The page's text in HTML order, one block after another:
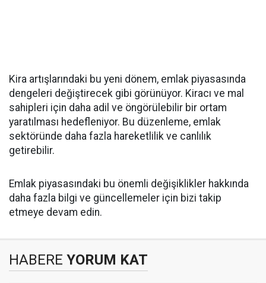
Kira artışlarındaki bu yeni dönem, emlak piyasasında
dengeleri değiştirecek gibi görünüyor. Kiracı ve mal
sahipleri için daha adil ve öngörülebilir bir ortam
yaratılması hedefleniyor. Bu düzenleme, emlak
sektöründe daha fazla hareketlilik ve canlılık
getirebilir.
Emlak piyasasındaki bu önemli değişiklikler hakkında
daha fazla bilgi ve güncellemeler için bizi takip
etmeye devam edin.
HABERE YORUM KAT